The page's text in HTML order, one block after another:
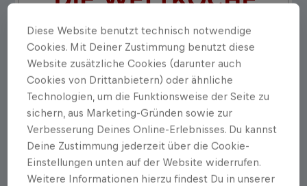
Diese Website benutzt technisch notwendige
Cookies. Mit Deiner Zustimmung benutzt diese
Website zusätzliche Cookies (darunter auch
Cookies von Drittanbietern) oder ähnliche
Technologien, um die Funktionsweise der Seite zu
sichern, aus Marketing-Gründen sowie zur
Verbesserung Deines Online-Erlebnisses. Du kannst
Deine Zustimmung jederzeit über die Cookie-
Einstellungen unten auf der Website widerrufen.
Weitere Informationen hierzu findest Du in unserer